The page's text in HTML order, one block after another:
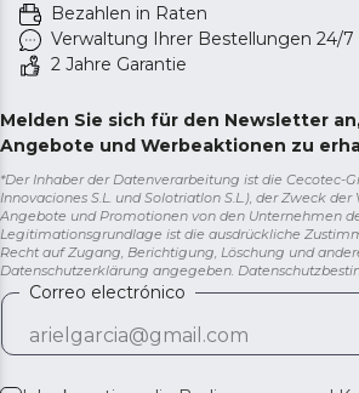
Bezahlen in Raten
Verwaltung Ihrer Bestellungen 24/7
2 Jahre Garantie
Melden Sie sich für den Newsletter
Angebote und Werbeaktionen zu
*Der Inhaber der Datenverarbeitung ist die Cecotec-
Innovaciones S.L. und Solotriatlon S.L.), der Zweck
Angebote und Promotionen von den Unternehmen
Legitimationsgrundlage ist die ausdrückliche
Recht auf Zugang, Berichtigung, Löschung und
Datenschutzerklärung angegeben.
Correo electrónico